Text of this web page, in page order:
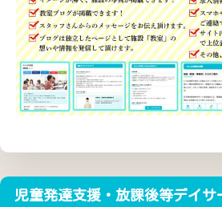
児童発達支援・放課後等デイサ